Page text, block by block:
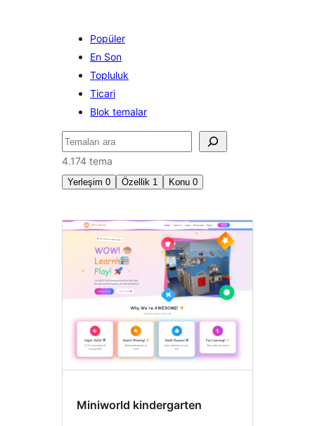
Popüler
En Son
Topluluk
Ticari
Blok temalar
Ara
4.174 tema
Yerleşim 0 Özellik 1 Konu 0
RTL
desteği
Miniworld kindergarten